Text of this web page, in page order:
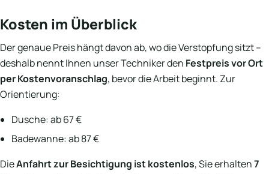
Kosten im Überblick
Der genaue Preis hängt davon ab, wo die Verstopfung sitzt –
deshalb nennt Ihnen unser Techniker den Festpreis vor Ort
per Kostenvoranschlag, bevor die Arbeit beginnt. Zur
Orientierung:
Dusche: ab 67 €
Badewanne: ab 87 €
DieAnfahrt zur Besichtigung ist kostenlos, Sie erhalten7